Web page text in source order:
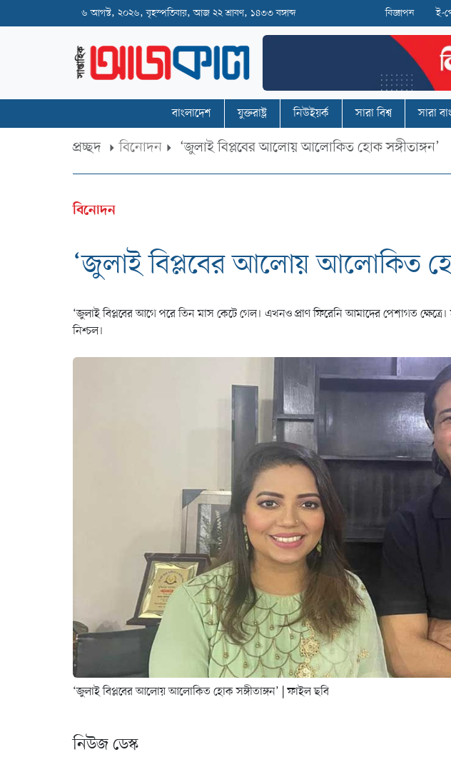
৬ আগস্ট, ২০২৬, বৃহস্পতিবার, আজ ২২ শ্রাবণ, ১৪৩৩ বঙ্গাব্দ বিজ্ঞাপন ই-
বাংলাদেশ যুক্তরাষ্ট্র নিউইয়র্ক সারা বিশ্ব সারা
প্রচ্ছদ বিনোদন ‘জুলাই বিপ্লবের আলোয় আলোকিত হোক সঙ্গীতাঙ্গন’
বিনোদন
‘জুলাই বিপ্লবের আলোয় আলোকিত
‘জুলাই বিপ্লবের আগে পরে তিন মাস কেটে গেল। এখনও প্রাণ ফিরেনি আমাদের পেশাগত
নিশ্চল।
‘জুলাই বিপ্লবের আলোয় আলোকিত হোক সঙ্গীতাঙ্গন’ | ফাইল ছবি
নিউজ ডেস্ক